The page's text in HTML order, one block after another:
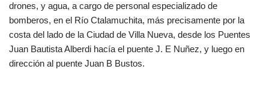
drones, y agua, a cargo de personal especializado de
bomberos, en el Río Ctalamuchita, más precisamente por la
costa del lado de la Ciudad de Villa Nueva, desde los Puentes
Juan Bautista Alberdi hacía el puente J. E Nuñez, y luego en
dirección al puente Juan B Bustos.